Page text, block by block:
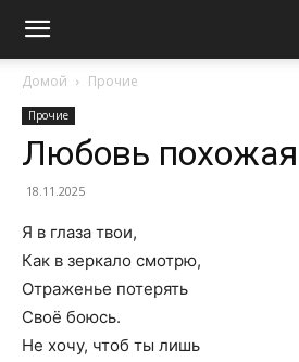
Домой Прочие
Прочие
Любовь похожая
18.11.2025
Я в глаза твои,
Как в зеркало смотрю,
Отраженье потерять
Своё боюсь.
Не хочу, чтоб ты лишь